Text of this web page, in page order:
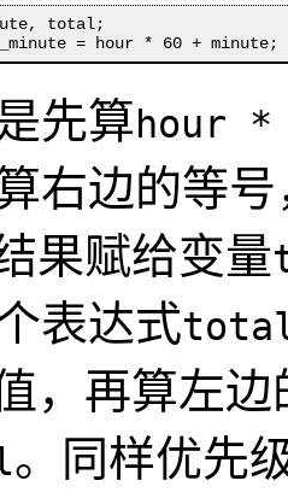
total;
= hour * 60 + minute;
先算 hour *
右边的等
果赋给变量
表达式
，再算左
。同样优先